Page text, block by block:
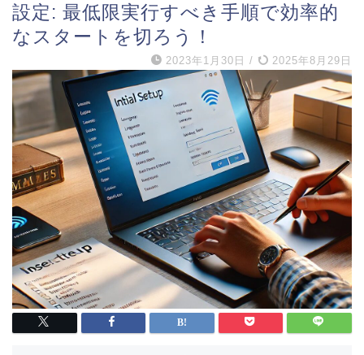
設定: 最低限実行すべき手順で効率的
なスタートを切ろう！
2023年1月30日 / 2025年8月29日